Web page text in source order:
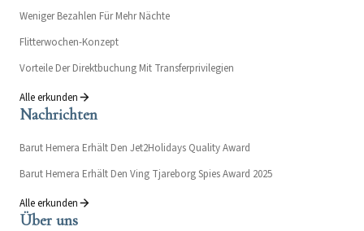
Weniger Bezahlen Für Mehr Nächte
Flitterwochen-Konzept
Vorteile Der Direktbuchung Mit Transferprivilegien
Alle erkunden
Nachrichten
Barut Hemera Erhält Den Jet2Holidays Quality Award
Barut Hemera Erhält Den Ving Tjareborg Spies Award 2025
Alle erkunden
Über uns